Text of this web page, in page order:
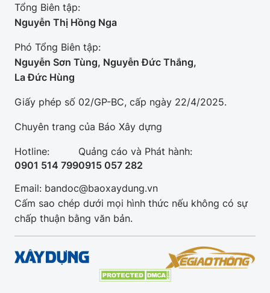
Tổng Biên tập:
Nguyễn Thị Hồng Nga
Phó Tổng Biên tập:
Nguyễn Sơn Tùng, Nguyễn Đức Thắng,
La Đức Hùng
Giấy phép số 02/GP-BC, cấp ngày 22/4/2025.
Chuyên trang của Báo Xây dựng
Hotline:
0901 514 799
Quảng cáo và Phát hành:
0915 057 282
Email: bandoc@baoxaydung.vn
Cấm sao chép dưới mọi hình thức nếu không có sự
chấp thuận bằng văn bản.